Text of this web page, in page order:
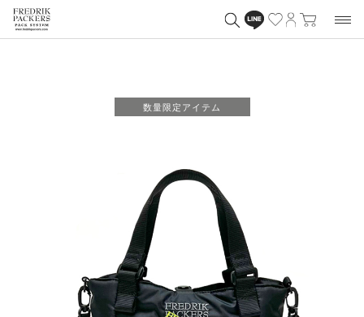
数量限定アイテム